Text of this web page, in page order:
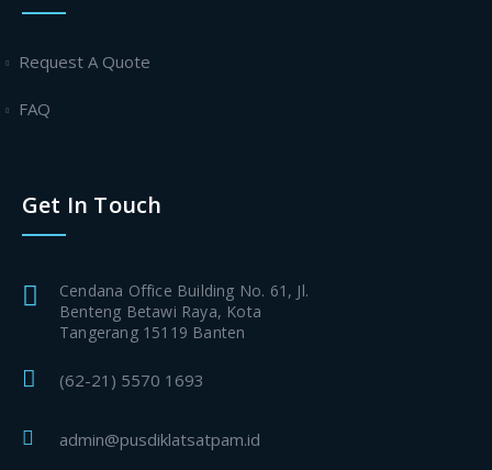
Request A Quote
FAQ
Get In Touch
Cendana Office Building No. 61, Jl.
Benteng Betawi Raya, Kota
Tangerang 15119 Banten
(62-21) 5570 1693
admin@pusdiklatsatpam.id